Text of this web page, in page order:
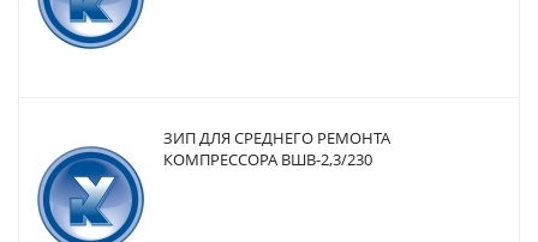
ЗИП ДЛЯ СРЕДНЕГО РЕМОНТА
КОМПРЕССОРА ВШВ-2,3/230